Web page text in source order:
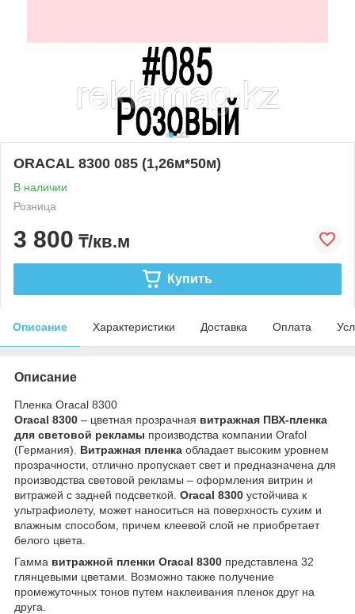
ORACAL 8300 085 (1,26м*50м)
В наличии
Розница
3 800 ₸/кв.м
Купить
Описание Характеристики Доставка Оплата
Описание
Пленка Oracal 8300
Oracal 8300 – цветная прозрачная витражная ПВХ-пленка
для световой рекламы производства компании Orafol
(Германия). Витражная пленка обладает высоким уровнем
прозрачности, отлично пропускает свет и предназначена для
производства световой рекламы – оформления витрин и
витражей с задней подсветкой. Oracal 8300 устойчива к
ультрафиолету, может наноситься на поверхность сухим и
влажным способом, причем клеевой слой не приобретает
белого цвета.
Гамма витражной пленки Oracal 8300 представлена 32
глянцевыми цветами. Возможно также получение
промежуточных тонов путем наклеивания пленок друг на
друга.